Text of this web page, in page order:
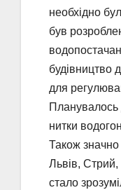
необхідно
був
будівництво
для
Планувалось
нитки
Також
Львів,
стало